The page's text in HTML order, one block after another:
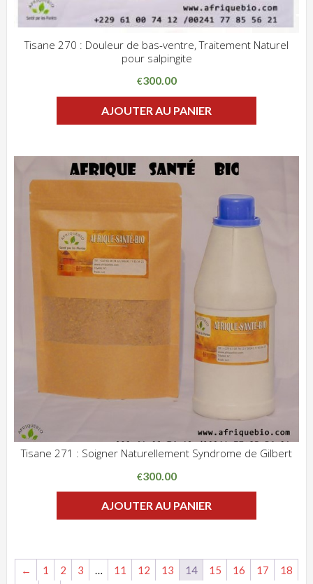
Tisane 270 : Douleur de bas-ventre, Traitement Naturel
pour salpingite
€300.00
AJOUTER AU PANIER
Tisane 271 : Soigner Naturellement Syndrome de Gilbert
€300.00
AJOUTER AU PANIER
← 1 2 3 … 11 12 13 14 15 16 17 18